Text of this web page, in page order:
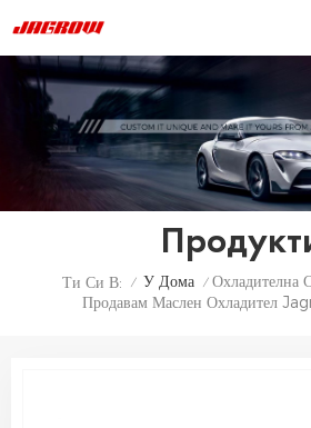
Ти Си В: / У Дома / Охладителна